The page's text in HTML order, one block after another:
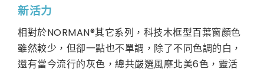
新活力
相對於NORMAN®其它系列，科技木框型百葉窗顏色
雖然較少，但卻一點也不單調，除了不同色調的白，
還有當今流行的灰色，總共嚴選風靡北美6色，靈活